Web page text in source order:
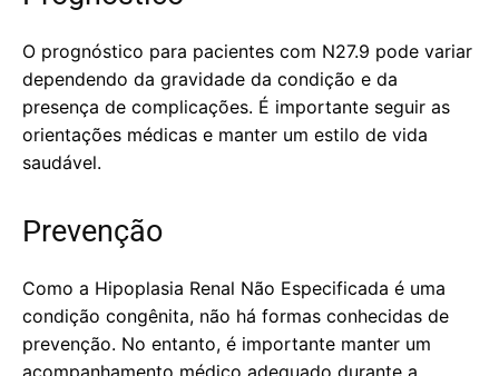
O prognóstico para pacientes com N27.9 pode variar
dependendo da gravidade da condição e da
presença de complicações. É importante seguir as
orientações médicas e manter um estilo de vida
saudável.
Prevenção
Como a Hipoplasia Renal Não Especificada é uma
condição congênita, não há formas conhecidas de
prevenção. No entanto, é importante manter um
acompanhamento médico adequado durante a